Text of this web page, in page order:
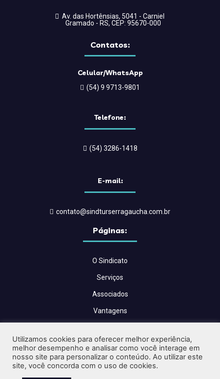
Av. das Hortênsias, 5041 - Carniel
Gramado - RS, CEP: 95670-000
Contatos:
Celular/WhatsApp
(54) 9 9713-9801
Telefone:
(54) 3286-1418
E-mail:
contato@sindturserragaucha.com.br
Páginas:
O Sindicato
Serviços
Associados
Vantagens
Blog
Contato
Utilizamos cookies para oferecer melhor experiência,
melhor desempenho e analisar como você interage em
nosso site para personalizar o conteúdo. Ao utilizar este
site, você concorda com o uso de cookies.